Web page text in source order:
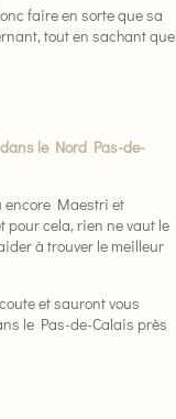
faire en sorte que sa
tout en sachant que
le Nord Pas-de-
encore Maestri et
pour cela, rien ne vaut le
à trouver le meilleur
et sauront vous
le Pas-de-Calais près